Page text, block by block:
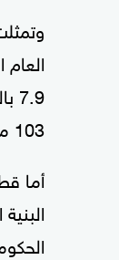
103 ملايين مسافر بمعدل نمو بلغ نحو 20 بالمئة.
الحكومةبنسبة 5.0